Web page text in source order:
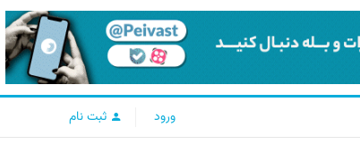
ورود ثبت نام